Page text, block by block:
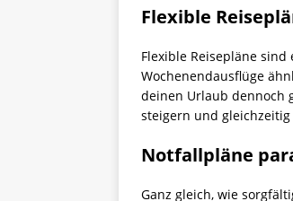
Flexible
Flexible Reisepläne
Wochenendausflüge
deinen Urlaub dennoch
steigern und
Notfallpläne
Ganz gleich, wie